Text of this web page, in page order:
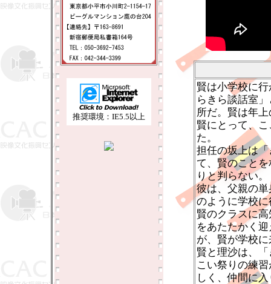
推奨環境：IE5.5以上
賢は小学校に
らきら談話室
所だ。賢は年
賢にとって、
た。
担任の坂上は
て、賢のこと
りと判らない。
彼は、父親の
のように学校
賢のクラスに
をあたたかく
が、賢が学校
賢と理沙は、
こい祭りの練
しく、仲間に